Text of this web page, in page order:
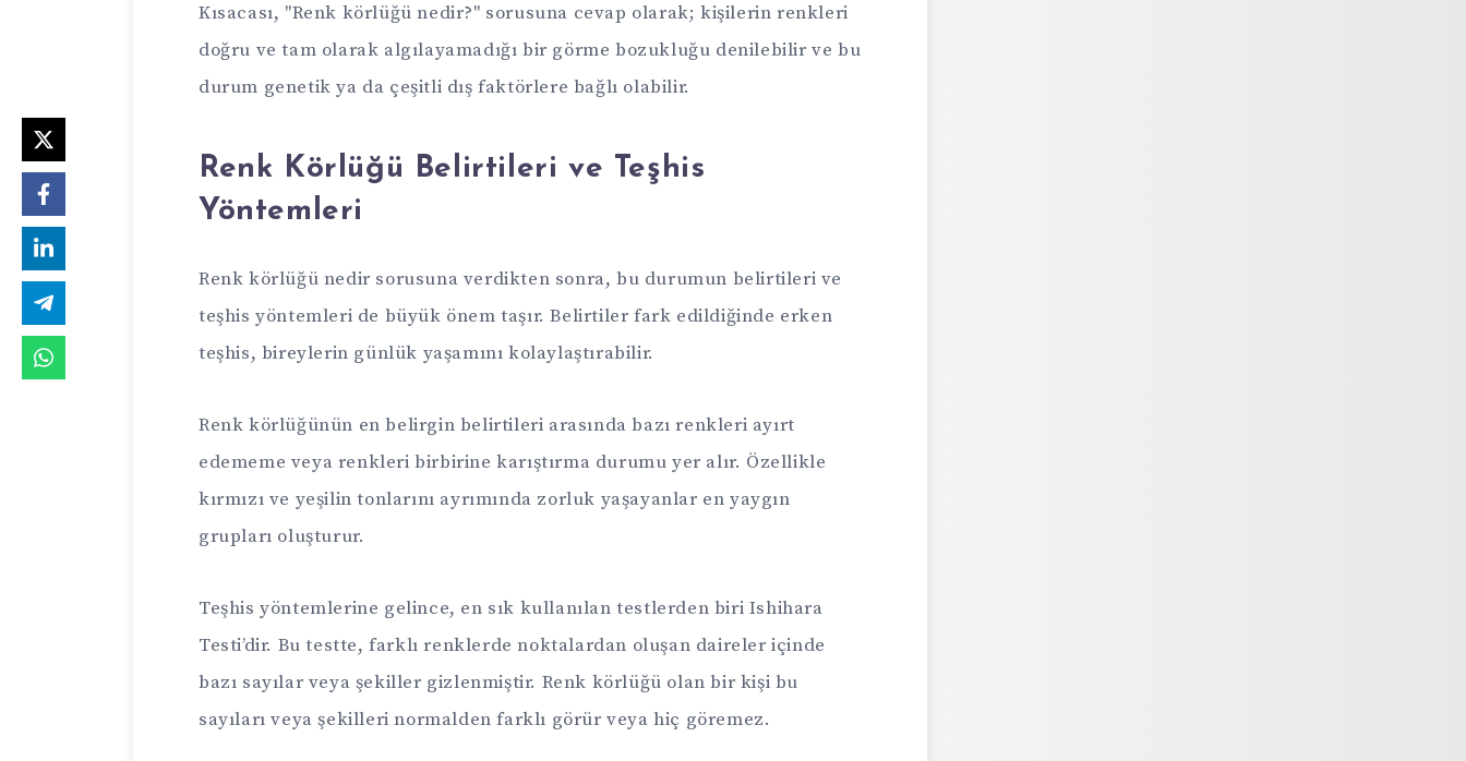
Kısacası, "Renk körlüğü nedir?" sorusuna cevap olarak; kişilerin renkleri
doğru ve tam olarak algılayamadığı bir görme bozukluğu denilebilir ve bu
durum genetik ya da çeşitli dış faktörlere bağlı olabilir.
Renk Körlüğü Belirtileri ve Teşhis
Yöntemleri
Renk körlüğü nedir sorusuna verdikten sonra, bu durumun belirtileri ve
teşhis yöntemleri de büyük önem taşır. Belirtiler fark edildiğinde erken
teşhis, bireylerin günlük yaşamını kolaylaştırabilir.
Renk körlüğünün en belirgin belirtileri arasında bazı renkleri ayırt
edememe veya renkleri birbirine karıştırma durumu yer alır. Özellikle
kırmızı ve yeşilin tonlarını ayrımında zorluk yaşayanlar en yaygın
grupları oluşturur.
Teşhis yöntemlerine gelince, en sık kullanılan testlerden biri Ishihara
Testi’dir. Bu testte, farklı renklerde noktalardan oluşan daireler içinde
bazı sayılar veya şekiller gizlenmiştir. Renk körlüğü olan bir kişi bu
sayıları veya şekilleri normalden farklı görür veya hiç göremez.